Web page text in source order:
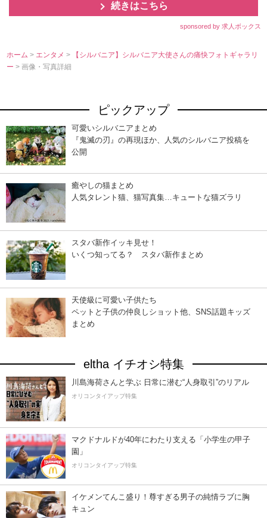
続きはこちら
sponsored by 求人ボックス
ホーム > エンタメ>
【シルバニア】シルバニア大使さんの痛快フォトギャラリ
ー> 画像・写真詳細
ピックアップ
可愛いシルバニアまとめ
『鬼滅の刃』の再現ほか、人気のシルバニア投稿を
公開
癒やしの猫まとめ
人気タレント猫、猫写真集…キュートな猫ズラリ
スタバ新作イッキ見せ！
いくつ知ってる？ スタバ新作まとめ
天使級に可愛い子供たち
ペットと子供の仲良しショット他、SNS話題キッズ
まとめ
eltha イチオシ特集
川島海荷さんと学ぶ 日常に潜む“人身取引”のリアル
オリコンタイアップ特集
マクドナルドが40年にわたり支える「小学生の甲子
園」
オリコンタイアップ特集
イケメンてんこ盛り！尊すぎる男子の純情ラブに胸
キュン